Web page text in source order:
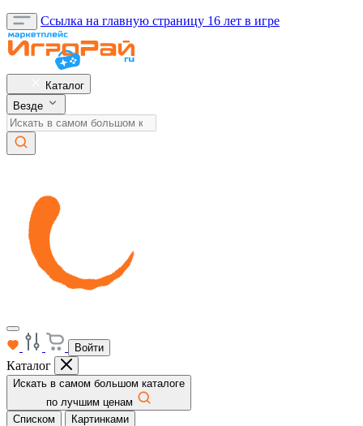
Ссылка на главную страницу 16 лет в игре
Каталог
Везде
Войти
Каталог
Искать в самом большом каталоге
по лучшим ценам
Списком
Картинками